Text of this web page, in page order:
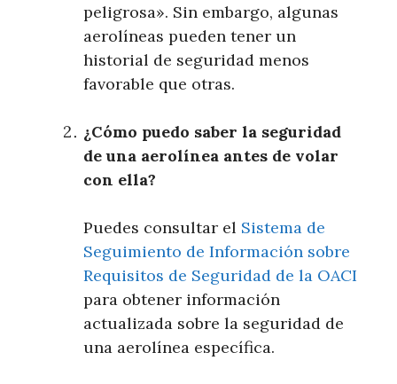
peligrosa». Sin embargo, algunas
aerolíneas pueden tener un
historial de seguridad menos
favorable que otras.
¿Cómo puedo saber la seguridad
de una aerolínea antes de volar
con ella?
Puedes consultar el Sistema de
Seguimiento de Información sobre
Requisitos de Seguridad de la OACI
para obtener información
actualizada sobre la seguridad de
una aerolínea específica.